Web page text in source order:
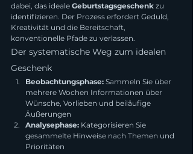
dabei, das ideale Geburtstagsgeschenk zu
identifizieren. Der Prozess erfordert Geduld,
Kreativität und die Bereitschaft,
konventionelle Pfade zu verlassen.
Der systematische Weg zum idealen
Geschenk
Beobachtungsphase: Sammeln Sie über
mehrere Wochen Informationen über
Wünsche, Vorlieben und beiläufige
Äußerungen
Analysephase: Kategorisieren Sie
gesammelte Hinweise nach Themen und
Prioritäten